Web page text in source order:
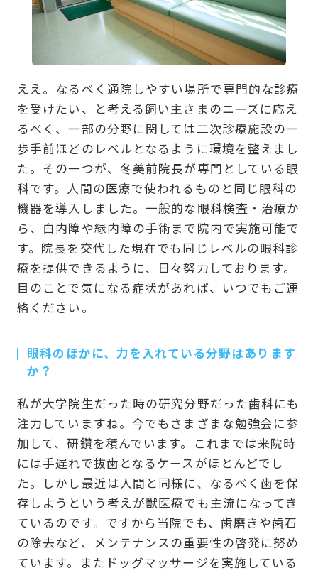
ええ。なるべく通院しやすい場所で専門的な診療
を受けたい、と考える飼い主さまのニーズに応え
るべく、一部の分野に関しては二次診療施設の一
歩手前ほどのレベルとなるように環境を整えまし
た。その一つが、冬美前院長が専門としている眼
科です。人間の医療で使われるものと同じ眼科の
機器を導入しました。一般的な眼科検査・治療か
ら、白内障や緑内障の手術まで院内で実施可能で
す。院長を交代した現在でも同じレベルの眼科診
療を提供できるように、日々努力しております。
目のことで気になる症状があれば、いつでもご連
絡ください。
眼科のほかに、力を入れている分野はあります
か？
私が大学院生だった時の研究分野だった歯科にも
注力していますね。今でもさまざまな勉強会に参
加して、研鑽を積んでいます。これまでは来院時
には手遅れで抜歯となるケースがほとんどでし
た。しかし最近は人間と同様に、なるべく歯を保
存しようという考えが獣医療でも主流になってき
ているのです。ですから当院でも、歯磨きや歯石
の除去など、メンテナンスの重要性の啓発に努め
ています。またドッグマッサージを実施している